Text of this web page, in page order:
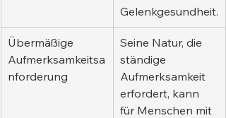
Gelenkgesundheit.
Übermäßige
Aufmerksamkeitsa
nforderung
Seine Natur, die
ständige
Aufmerksamkeit
erfordert, kann
für Menschen mit